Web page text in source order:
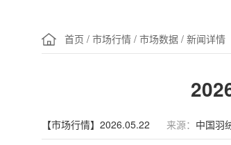
首页 / 市场行情 / 市场数据 / 新闻详情
【市场行情】2026.05.22 来源： 中国羽